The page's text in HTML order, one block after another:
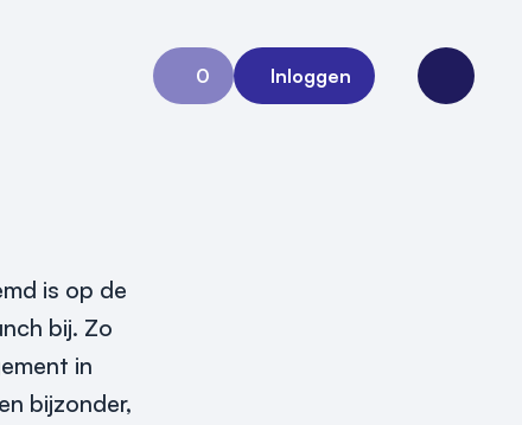
0
Aanvraag 0
Inloggen
Open
is op de
bij. Zo
in
bijzonder,